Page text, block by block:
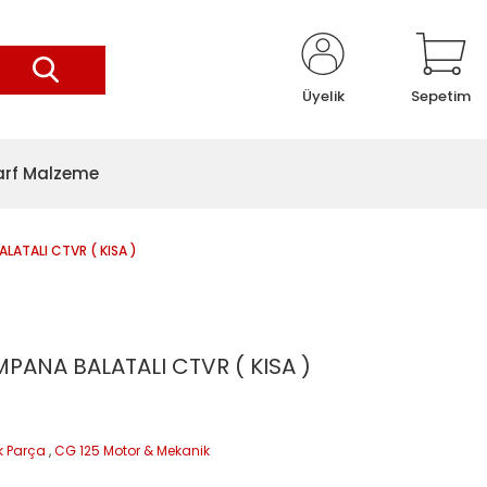
Üyelik Sepetim
Malzeme
CTVR ( KISA )
BALATALI CTVR ( KISA )
Parça ,CG 125 Motor & Mekanik